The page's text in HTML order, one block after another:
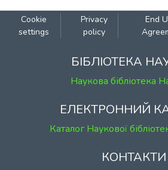
Cookie
settings
Privacy
policy
End
БІБЛІОТЕКА
Наукова бібліотека
ЕЛЕКТРОННИЙ
Каталог Наукової
КОНТАКТИ